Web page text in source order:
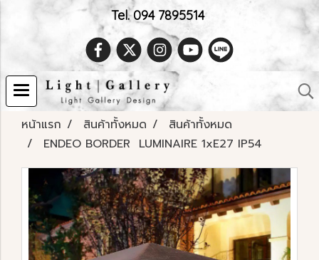
Tel. 094 7895514
หน้าแรก สินค้าทั้งหมด
สินค้าทั้งหมด
ENDEO BORDER LUMINAIRE 1xE27 IP54